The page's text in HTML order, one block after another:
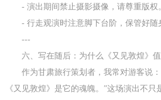
- 演出期间禁止摄影摄像，请尊重版权
- 行走观演时注意脚下台阶，保管好随
---
六、写在随后：为什么《又见敦煌》
作为甘肃旅行策划者，我常对游客说
《又见敦煌》是它的魂魄。”这场演出不